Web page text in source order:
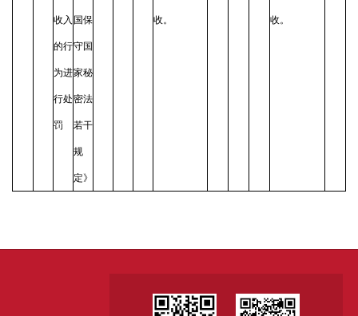
收入
的行
为进
行处
罚
国保
守国
家秘
密法
若干
规
定》
收。 收。